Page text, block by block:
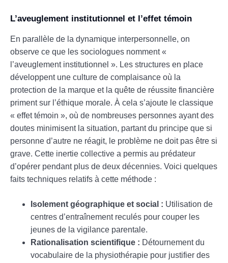
L’aveuglement institutionnel et l’effet témoin
En parallèle de la dynamique interpersonnelle, on
observe ce que les sociologues nomment «
l’aveuglement institutionnel ». Les structures en place
développent une culture de complaisance où la
protection de la marque et la quête de réussite financière
priment sur l’éthique morale. À cela s’ajoute le classique
« effet témoin », où de nombreuses personnes ayant des
doutes minimisent la situation, partant du principe que si
personne d’autre ne réagit, le problème ne doit pas être si
grave. Cette inertie collective a permis au prédateur
d’opérer pendant plus de deux décennies. Voici quelques
faits techniques relatifs à cette méthode :
Isolement géographique et social : Utilisation de
centres d’entraînement reculés pour couper les
jeunes de la vigilance parentale.
Rationalisation scientifique : Détournement du
vocabulaire de la physiothérapie pour justifier des